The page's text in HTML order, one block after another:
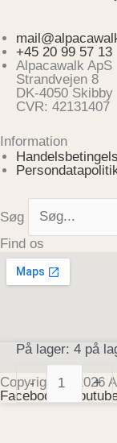
+45 20 99 57 13
Alpacawalk ApS
Strandvejen 8
DK-4050 Skibby
CVR: 42131407
Information
Søg
Find os
Copyright © 2026
Facebook-f
På lager: 4 på
-
Candle
15
Tilleul
(Lindetræ)
+